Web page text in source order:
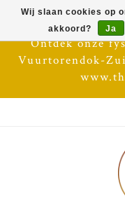
Ontdek onze
Vuurtorendok-
Wij slaan cookies op
akkoord?
Ja